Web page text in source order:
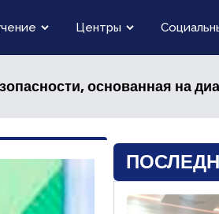
Центры
основанная на диалоге,